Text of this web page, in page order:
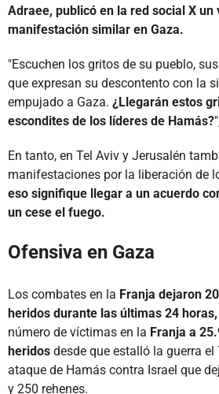
Adraee, publicó en la red social X un
manifestación similar en Gaza.
"Escuchen los gritos de su pueblo,
que expresan su descontento con la
empujado a Gaza. ¿Llegarán estos
escondites de los líderes de Hamás?
En tanto, en Tel Aviv y Jerusalén
manifestaciones por la liberación de
eso signifique llegar a un acuerdo
un cese el fuego.
Ofensiva en Gaza
Los combates en la Franja dejaron
heridos durante las últimas 24 horas,
número de víctimas en la Franja a
heridos desde que estalló la guerra el
ataque de Hamás contra Israel que
y 250 rehenes.